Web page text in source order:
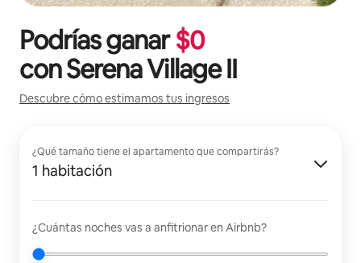
Podrías ganar$0
conSerena Village II
Descubre cómo estimamos tus ingresos
¿Qué tamaño tiene el apartamento que compartirás?
1 habitación
¿Cuántas noches vas a anfitrionar en Airbnb?